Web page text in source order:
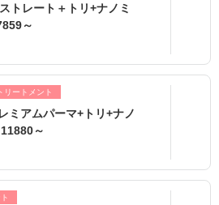
トレート＋トリ+ナノミ
～
リートメント
ミアムパーマ+トリ+ナノ
～